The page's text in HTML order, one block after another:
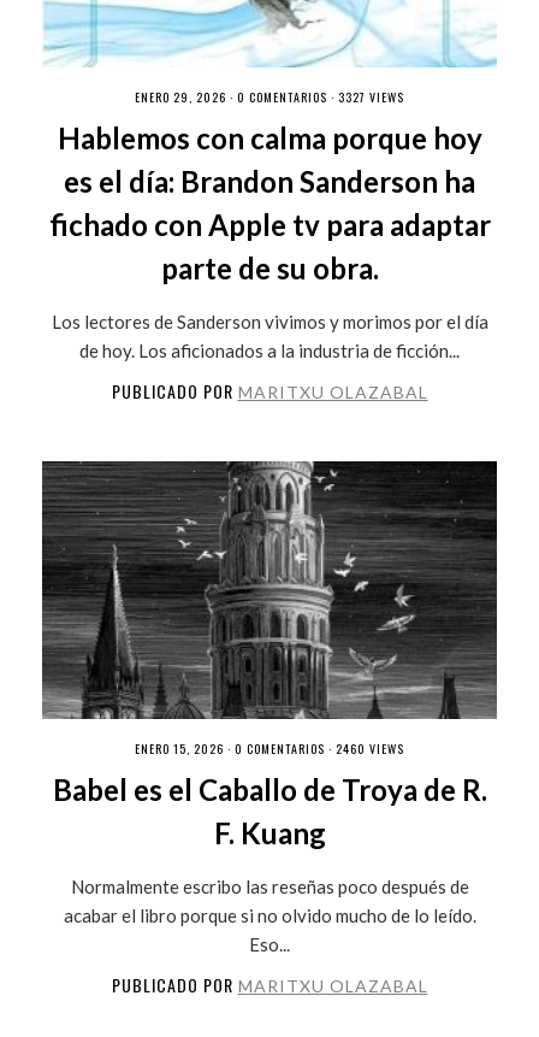
ENERO 29, 2026 · 0 COMENTARIOS · 3327 VIEWS
Hablemos con calma porque hoy
es el día: Brandon Sanderson ha
fichado con Apple tv para adaptar
parte de su obra.
Los lectores de Sanderson vivimos y morimos por el día
de hoy. Los aficionados a la industria de ficción...
PUBLICADO POR MARITXU OLAZABAL
ENERO 15, 2026 · 0 COMENTARIOS · 2460 VIEWS
Babel es el Caballo de Troya de R.
F. Kuang
Normalmente escribo las reseñas poco después de
acabar el libro porque si no olvido mucho de lo leído.
Eso...
PUBLICADO POR MARITXU OLAZABAL